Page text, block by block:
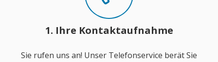
1. Ihre Kontaktaufnahme
Sie rufen uns an! Unser Telefonservice berät Sie